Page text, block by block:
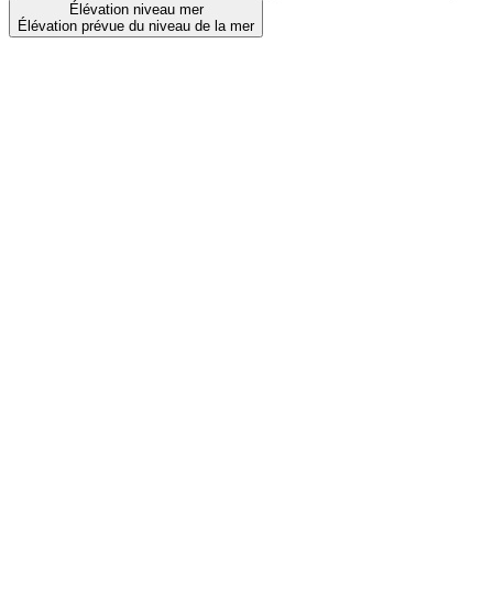
Élévation niveau mer
Élévation prévue du niveau de la mer